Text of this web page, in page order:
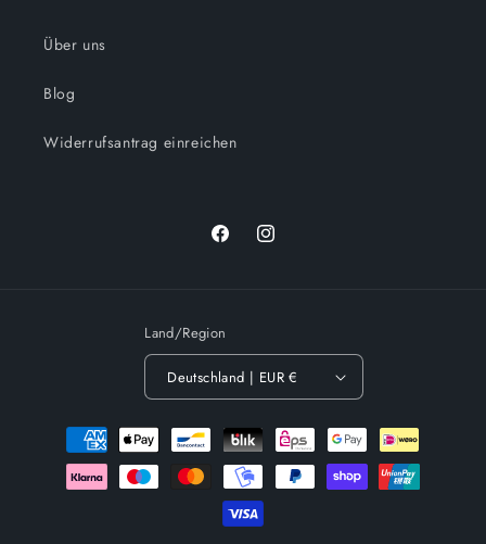
Über uns
Blog
Widerrufsantrag einreichen
FacebookInstagram
Land/Region
Deutschland | EUR €
Zahlungsmethoden